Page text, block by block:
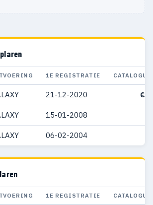
1E REGISTRATIE
21-12-2020 €
15-01-2008
06-02-2004
1E REGISTRATIE